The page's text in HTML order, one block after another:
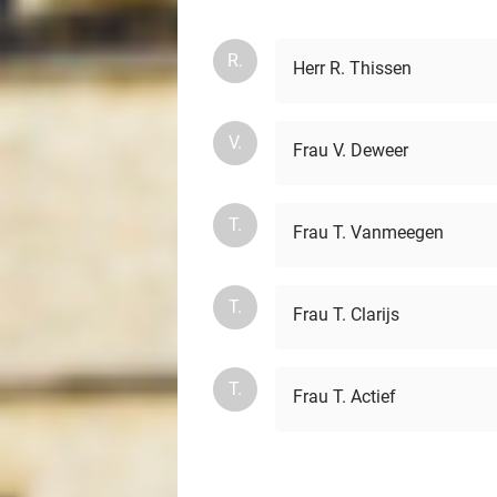
R. Herr R. Thissen
V. Frau V. Deweer
T. Frau T. Vanmeegen
T. Frau T. Clarijs
T. Frau T. Actief